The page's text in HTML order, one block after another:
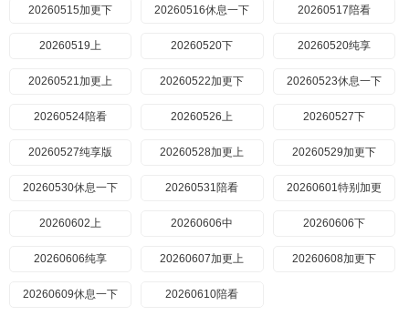
20260515加更下 20260516休息一下 20260517陪看
20260519上 20260520下 20260520纯享
20260521加更上 20260522加更下 20260523休息一下
20260524陪看 20260526上 20260527下
20260527纯享版 20260528加更上 20260529加更下
20260530休息一下 20260531陪看 20260601特别加更
20260602上 20260606中 20260606下
20260606纯享 20260607加更上 20260608加更下
20260609休息一下 20260610陪看